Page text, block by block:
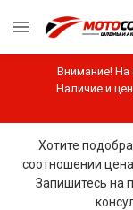
Внимание! На
Наличие и
Хотите
соотношении
Запишитесь на